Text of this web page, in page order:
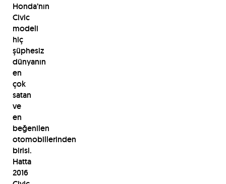
Honda’nın
Civic
modeli
hiç
şüphesiz
dünyanın
en
çok
satan
ve
en
beğenilen
otomobillerinden
birisi.
Hatta
2016